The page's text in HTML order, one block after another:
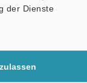
der Dienste